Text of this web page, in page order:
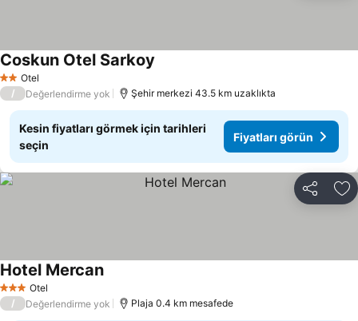
2 Yıldız
Otel
Coskun Otel Sarkoy
/ Değerlendirme yok Şehir merkezi 43.5 km uzaklıkta
Kesin fiyatları görmek için tarihleri
seçin
Fiyatları görün
Paylaş
3 YıldızOtel
Hotel Mercan
/ Değerlendirme yok Plaja 0.4 km mesafede